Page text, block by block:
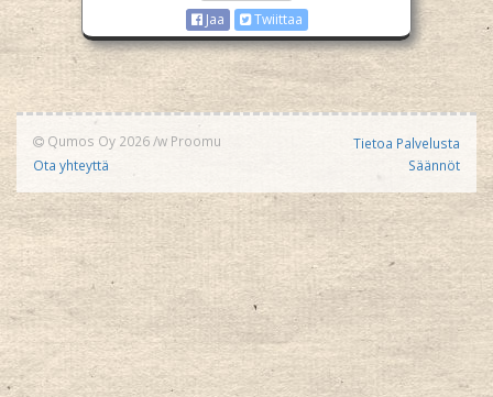
Jaa
Twiittaa
Qumos Oy 2026/w Proomu
Ota yhteyttä
Tietoa Palvelusta
Säännöt